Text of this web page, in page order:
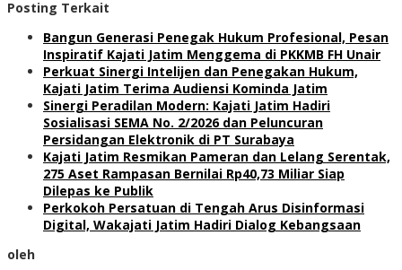
Posting Terkait
Bangun Generasi Penegak Hukum Profesional, Pesan
Inspiratif Kajati Jatim Menggema di PKKMB FH Unair
Perkuat Sinergi Intelijen dan Penegakan Hukum,
Kajati Jatim Terima Audiensi Kominda Jatim
Sinergi Peradilan Modern: Kajati Jatim Hadiri
Sosialisasi SEMA No. 2/2026 dan Peluncuran
Persidangan Elektronik di PT Surabaya
Kajati Jatim Resmikan Pameran dan Lelang Serentak,
275 Aset Rampasan Bernilai Rp40,73 Miliar Siap
Dilepas ke Publik
Perkokoh Persatuan di Tengah Arus Disinformasi
Digital, Wakajati Jatim Hadiri Dialog Kebangsaan
oleh